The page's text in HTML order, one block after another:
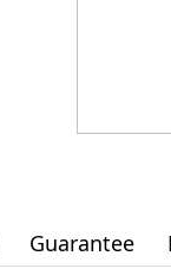
Guarantee